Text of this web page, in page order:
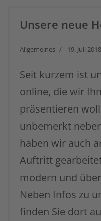
Unsere neue
Allgemeines 19. Juli 2018
Seit kurzem ist
online, die wir
präsentieren
unbemerkt
haben wir auch
Auftritt
modern und
Neben Infos zu
finden Sie dort